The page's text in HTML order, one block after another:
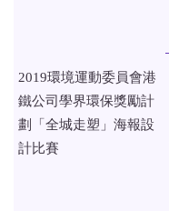
2019環境運動委員會港
鐵公司學界環保獎勵計
劃「全城走塑」海報設
計比賽